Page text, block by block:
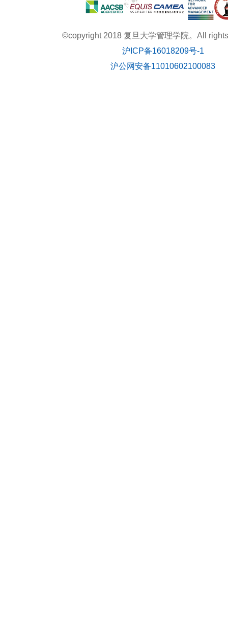
©copyright 2018 复旦大学管理学院。All
沪ICP备16018209号-1
沪公网安备11010602100083